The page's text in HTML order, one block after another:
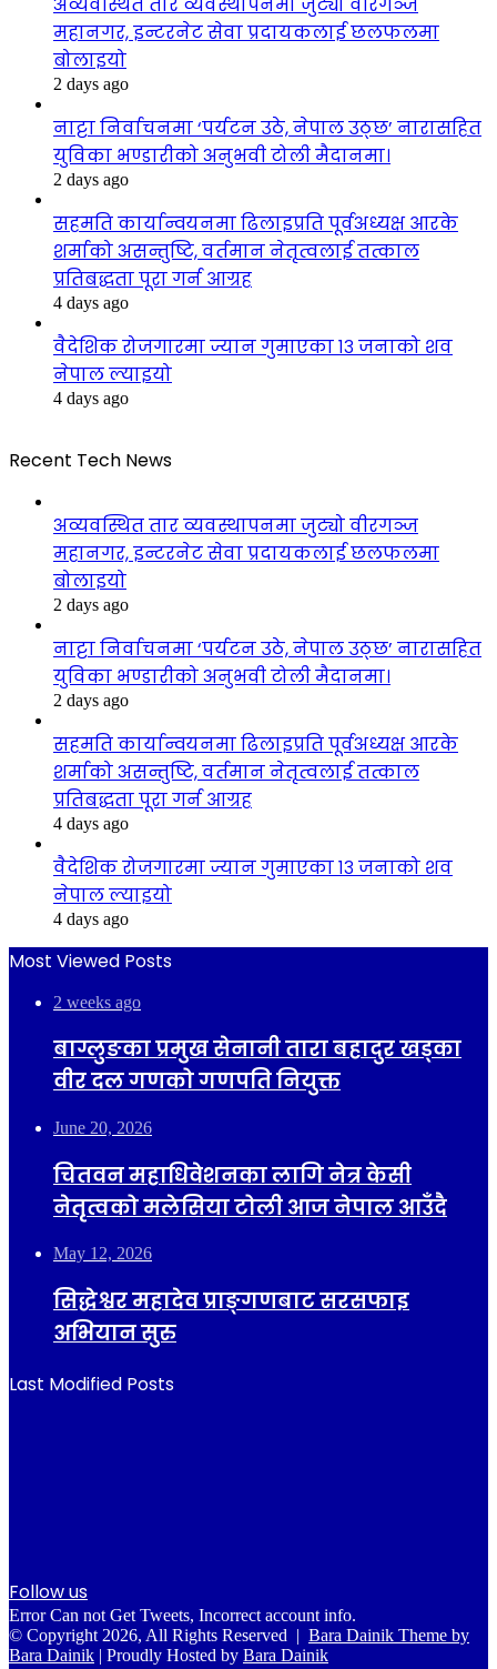
महानगर, इन्टरनेट सेवा प्रदायकलाई छलफलमा
बोलाइयो
2 days ago
नाट्टा निर्वाचनमा ‘पर्यटन उठे, नेपाल उठ्छ’ नारासहित
युविका भण्डारीको अनुभवी टोली मैदानमा।
2 days ago
सहमति कार्यान्वयनमा ढिलाइप्रति पूर्वअध्यक्ष आरके
शर्माको असन्तुष्टि, वर्तमान नेतृत्वलाई तत्काल
प्रतिबद्धता पूरा गर्न आग्रह
4 days ago
वैदेशिक रोजगारमा ज्यान गुमाएका १३ जनाको शव
नेपाल ल्याइयो
4 days ago
Recent Tech News
अव्यवस्थित तार व्यवस्थापनमा जुट्यो वीरगञ्ज
महानगर, इन्टरनेट सेवा प्रदायकलाई छलफलमा
बोलाइयो
2 days ago
नाट्टा निर्वाचनमा ‘पर्यटन उठे, नेपाल उठ्छ’ नारासहित
युविका भण्डारीको अनुभवी टोली मैदानमा।
2 days ago
सहमति कार्यान्वयनमा ढिलाइप्रति पूर्वअध्यक्ष आरके
शर्माको असन्तुष्टि, वर्तमान नेतृत्वलाई तत्काल
प्रतिबद्धता पूरा गर्न आग्रह
4 days ago
वैदेशिक रोजगारमा ज्यान गुमाएका १३ जनाको शव
नेपाल ल्याइयो
4 days ago
Most Viewed Posts
2 weeks ago
बाग्लुङका प्रमुख सेनानी तारा बहादुर खड्का
वीर दल गणको गणपति नियुक्त
June 20, 2026
चितवन महाधिवेशनका लागि नेत्र केसी
नेतृत्वको मलेसिया टोली आज नेपाल आउँदै
May 12, 2026
सिद्धेश्वर महादेव प्राङ्गणबाट सरसफाइ
अभियान सुरु
Last Modified Posts
Follow us
Error Can not Get Tweets, Incorrect account info.
© Copyright 2026, All Rights Reserved | Bara Dainik Theme by
Bara Dainik | Proudly Hosted by Bara Dainik